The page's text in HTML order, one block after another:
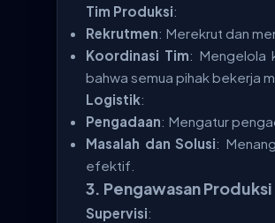
Tim Produksi:
Rekrutmen: Merekrut dan
Koordinasi Tim: Mengelola
bahwa semua pihak bekerja
Logistik:
Pengadaan: Mengatur
Masalah dan Solusi:
efektif.
3. Pengawasan Produksi
Supervisi: